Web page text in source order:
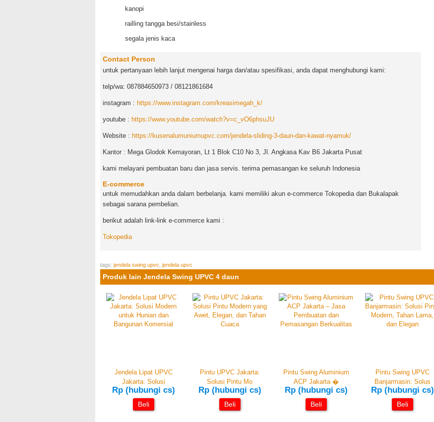
kanopi
railling tangga besi/stainless
segala jenis kaca
Contact Person
untuk pertanyaan lebih lanjut mengenai harga dan/atau spesifikasi, anda dapat menghubungi kami:
telp/wa: 087884650973 / 08121861684
instagram : https://www.instagram.com/kreasimegah_k/
youtube : https://www.youtube.com/watch?v=c_vO6phsuJU
Website : https://kusenalumuniumupvc.com/jendela-sliding-3-daun-dan-kawat-nyamuk/
Kantor : Mega Glodok Kemayoran, Lt 1 Blok C10 No 3, Jl. Angkasa Kav B6 Jakarta Pusat
kami melayani pembuatan baru dan jasa servis. terima pemasangan ke seluruh Indonesia
E-commerce
untuk memudahkan anda dalam berbelanja. kami memiliki akun e-commerce Tokopedia dan Bukalapak
sebagai sarana pembelian.
berikut adalah link-link e-commerce kami :
Tokopedia
tags: jendela swing upvc jendela upvc
Produk lain Jendela Swing UPVC 4 daun
Jendela Lipat UPVC
Jakarta: Solusi
Rp (hubungi cs)
Beli
Pintu UPVC Jakarta:
Solusi Pintu Mo
Rp (hubungi cs)
Beli
Pintu Swing Aluminium
ACP Jakarta �
Rp (hubungi cs)
Beli
Pintu Swing UPVC
Banjarmasin: Solus
Rp (hubungi cs)
Beli